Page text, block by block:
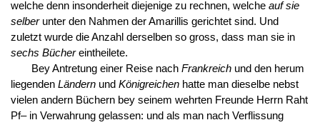
welche denn insonderheit diejenige zu rechnen, welche auf sie
selberunter den Nahmen der Amarillis gerichtet sind. Und
zuletzt wurde die Anzahl derselben so gross, dass man sie in
sechs Büchereintheilete.
Bey Antretung einer Reise nach Frankreichund den herum
liegenden Ländernund Königreichenhatte man dieselbe nebst
vielen andern Büchern bey seinem wehrten Freunde Herrn Raht
Pf– in Verwahrung gelassen: und als man nach Verflissung